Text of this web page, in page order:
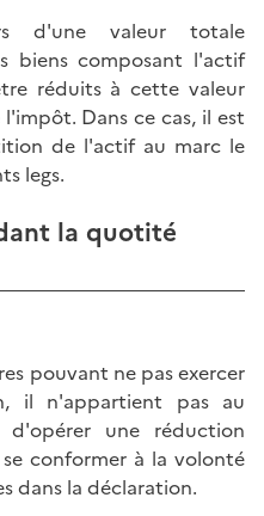
d'une valeur totale
biens composant l'actif
réduits à cette valeur
Dans ce cas, il est
de l'actif au marc le
legs.
la quotité
pouvant ne pas exercer
il n'appartient pas au
d'opérer une réduction
conformer à la volonté
dans la déclaration.